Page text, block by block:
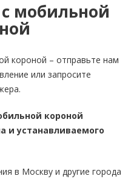
мобильной
короной – отправьте нам
или запросите
короной
и устанавливаемого
в Москву и другие города